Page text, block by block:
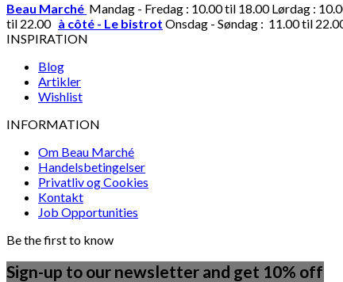
Beau Marché Mandag - Fredag : 10.00 til 18.00 Lørdag :
til 22.00 à côté - Le bistrot Onsdag - Søndag : 11.00 til
INSPIRATION
Blog
Artikler
Wishlist
INFORMATION
Om Beau Marché
Handelsbetingelser
Privatliv og Cookies
Kontakt
Job Opportunities
Be the first to know
Sign-up to our newsletter and get 10% off